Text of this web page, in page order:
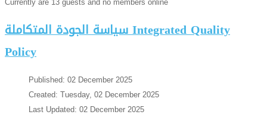
سياسة الجودة المتكاملة Integrated Quality
Policy
Published: 02 December 2025
Created: Tuesday, 02 December 2025
Last Updated: 02 December 2025